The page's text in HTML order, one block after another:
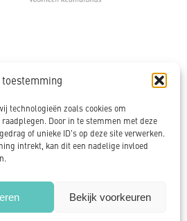
technologieën zoals cookies om
Door in te stemmen met deze
of unieke ID's op deze site verwerken.
intrekt, kan dit een nadelige invloed
Bekijk voorkeuren
Disclaimer